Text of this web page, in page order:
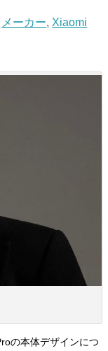
メーカー, Xiaomi
の本体デザインにつ